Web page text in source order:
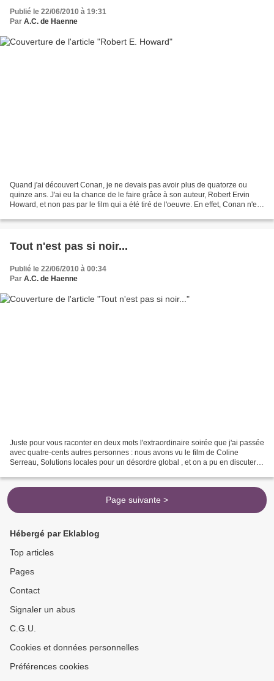
Publié le 22/06/2010 à 19:31
Par A.C. de Haenne
Quand j'ai découvert Conan, je ne devais pas avoir plus de quatorze ou
quinze ans. J'ai eu la chance de le faire grâce à son auteur, Robert Ervin
Howard, et non pas par le film qui a été tiré de l'oeuvre. En effet, Conan n'est
Tout n'est pas si noir...
Publié le 22/06/2010 à 00:34
Par A.C. de Haenne
Juste pour vous raconter en deux mots l'extraordinaire soirée que j'ai passée
avec quatre-cents autres personnes : nous avons vu le film de Coline
Serreau, Solutions locales pour un désordre global , et on a pu en discuter
Page suivante >
Hébergé par Eklablog
Top articles
Pages
Contact
Signaler un abus
C.G.U.
Cookies et données personnelles
Préférences cookies